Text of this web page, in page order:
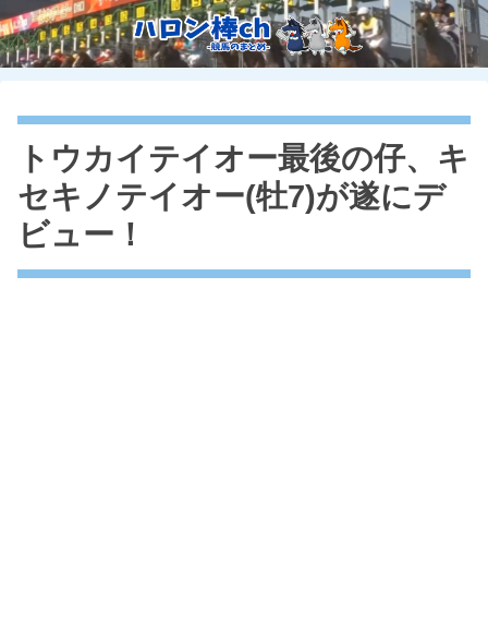
トウカイテイオー最後の仔、キ
セキノテイオー(牡7)が遂にデ
ビュー！